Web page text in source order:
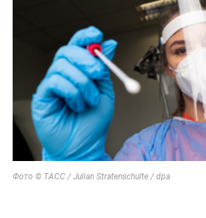
Фото © ТАСС / Julian Stratenschulte / dpa